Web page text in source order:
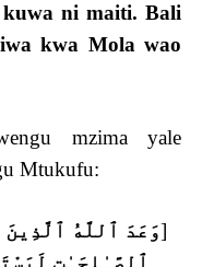
ni maiti. Bali
kwa Mola wao
mzima yale
Mtukufu:
[وَعَدَ ٱللَّهُ